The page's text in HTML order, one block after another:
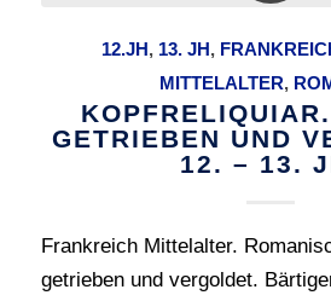
12.JH, 13. JH,
MITTELALTER,
GETRIEBEN UND
12. – 13.
Frankreich Mittelalter.
getrieben und vergoldet.